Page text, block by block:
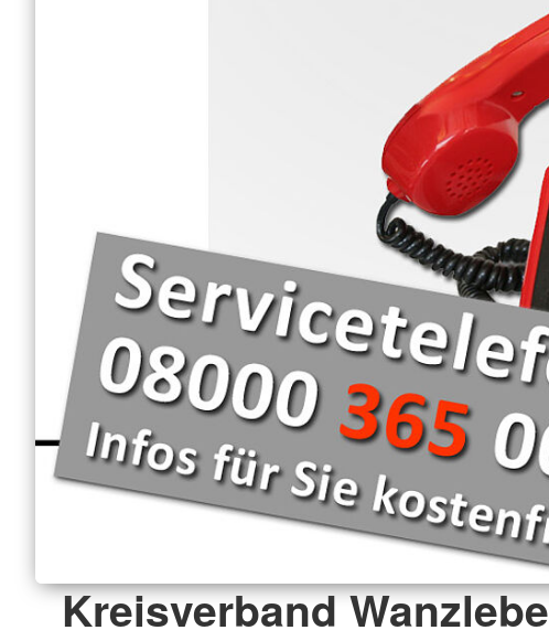
Kreisverband